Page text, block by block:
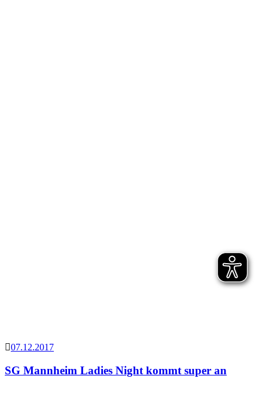
07.12.2017
SG Mannheim Ladies Night kommt super an